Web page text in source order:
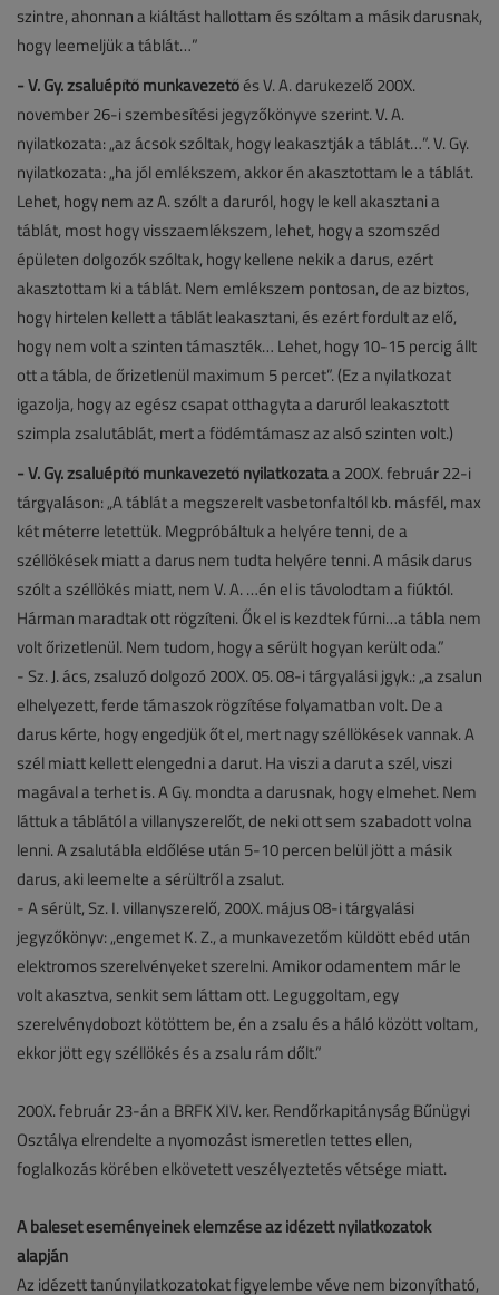
szintre, ahonnan a kiáltást hallottam és szóltam a másik darusnak,
hogy leemeljük a táblát…”
- V. Gy. zsaluépítő munkavezetőés V. A. darukezelő 200X.
november 26-i szembesítési jegyzőkönyve szerint. V. A.
nyilatkozata: „az ácsok szóltak, hogy leakasztják a táblát…”. V. Gy.
nyilatkozata: „ha jól emlékszem, akkor én akasztottam le a táblát.
Lehet, hogy nem az A. szólt a daruról, hogy le kell akasztani a
táblát, most hogy visszaemlékszem, lehet, hogy a szomszéd
épületen dolgozók szóltak, hogy kellene nekik a darus, ezért
akasztottam ki a táblát. Nem emlékszem pontosan, de az biztos,
hogy hirtelen kellett a táblát leakasztani, és ezért fordult az elő,
hogy nem volt a szinten támaszték… Lehet, hogy 10-15 percig állt
ott a tábla, de őrizetlenül maximum 5 percet”. (Ez a nyilatkozat
igazolja, hogy az egész csapat otthagyta a daruról leakasztott
szimpla zsalutáblát, mert a födémtámasz az alsó szinten volt.)
- V. Gy. zsaluépítő munkavezető nyilatkozataa 200X. február 22-i
tárgyaláson: „A táblát a megszerelt vasbetonfaltól kb. másfél, max
két méterre letettük. Megpróbáltuk a helyére tenni, de a
széllökések miatt a darus nem tudta helyére tenni. A másik darus
szólt a széllökés miatt, nem V. A. …én el is távolodtam a fiúktól.
Hárman maradtak ott rögzíteni. Ők el is kezdtek fúrni…a tábla nem
volt őrizetlenül. Nem tudom, hogy a sérült hogyan került oda.”
- Sz. J. ács, zsaluzó dolgozó 200X. 05. 08-i tárgyalási jgyk.: „a zsalun
elhelyezett, ferde támaszok rögzítése folyamatban volt. De a
darus kérte, hogy engedjük őt el, mert nagy széllökések vannak. A
szél miatt kellett elengedni a darut. Ha viszi a darut a szél, viszi
magával a terhet is. A Gy. mondta a darusnak, hogy elmehet. Nem
láttuk a táblától a villanyszerelőt, de neki ott sem szabadott volna
lenni. A zsalutábla eldőlése után 5-10 percen belül jött a másik
darus, aki leemelte a sérültről a zsalut.
- A sérült, Sz. I. villanyszerelő, 200X. május 08-i tárgyalási
jegyzőkönyv: „engemet K. Z., a munkavezetőm küldött ebéd után
elektromos szerelvényeket szerelni. Amikor odamentem már le
volt akasztva, senkit sem láttam ott. Leguggoltam, egy
szerelvénydobozt kötöttem be, én a zsalu és a háló között voltam,
ekkor jött egy széllökés és a zsalu rám dőlt.”
200X. február 23-án a BRFK XIV. ker. Rendőrkapitányság Bűnügyi
Osztálya elrendelte a nyomozást ismeretlen tettes ellen,
foglalkozás körében elkövetett veszélyeztetés vétsége miatt.
A baleset eseményeinek elemzése az idézett nyilatkozatok
alapján
Az idézett tanúnyilatkozatokat figyelembe véve nem bizonyítható,